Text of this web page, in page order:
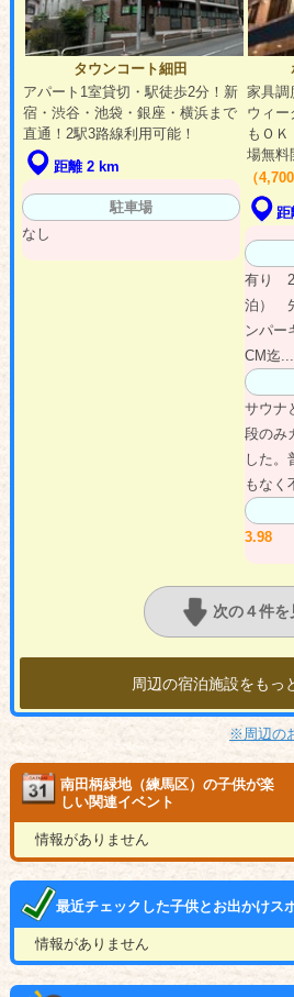
タウンコート細田
アパート1室貸切・駅徒歩2分！新
宿・渋谷・池袋・銀座・横浜まで
直通！2駅3路線利用可能！
距離 2 km
駐車場
なし
家具調
ウィー
もＯ
場無料
（
有り 2
泊）
ンパー
CM迄...
サウナ
段のみ
した。
もなく
3.98
次の４件を
周辺の宿泊施設をも
※周辺の
南田柄緑地（練馬区）の子供が楽
しい関連イベント
情報がありません
最近チェックした子供とお出かけス
情報がありません